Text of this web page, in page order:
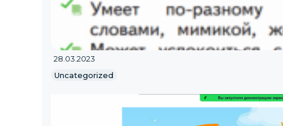
28.03.2023
Uncategorized